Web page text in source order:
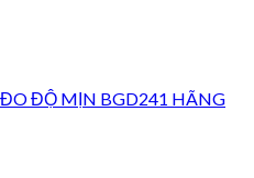
ĐỘ MỊN BGD241 HÃNG